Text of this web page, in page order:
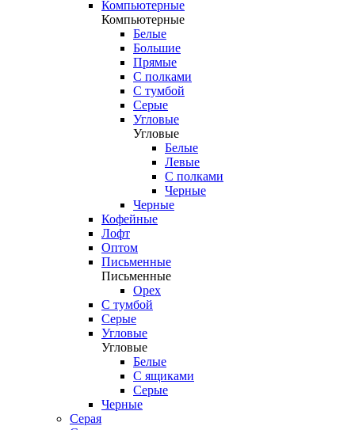
Компьютерные
Компьютерные
Белые
Большие
Прямые
С полками
С тумбой
Серые
Угловые
Угловые
Белые
Левые
С полками
Черные
Черные
Кофейные
Лофт
Оптом
Письменные
Письменные
Орех
С тумбой
Серые
Угловые
Угловые
Белые
С ящиками
Серые
Черные
Серая